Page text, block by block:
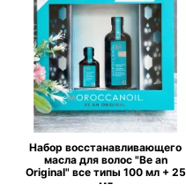
Набор восстанавливающего
масла для волос "Be an
Original" все типы 100 мл + 25
мл